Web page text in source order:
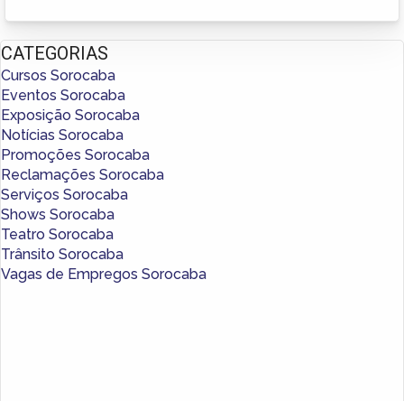
CATEGORIAS
Cursos Sorocaba
Eventos Sorocaba
Exposição Sorocaba
Notícias Sorocaba
Promoções Sorocaba
Reclamações Sorocaba
Serviços Sorocaba
Shows Sorocaba
Teatro Sorocaba
Trânsito Sorocaba
Vagas de Empregos Sorocaba